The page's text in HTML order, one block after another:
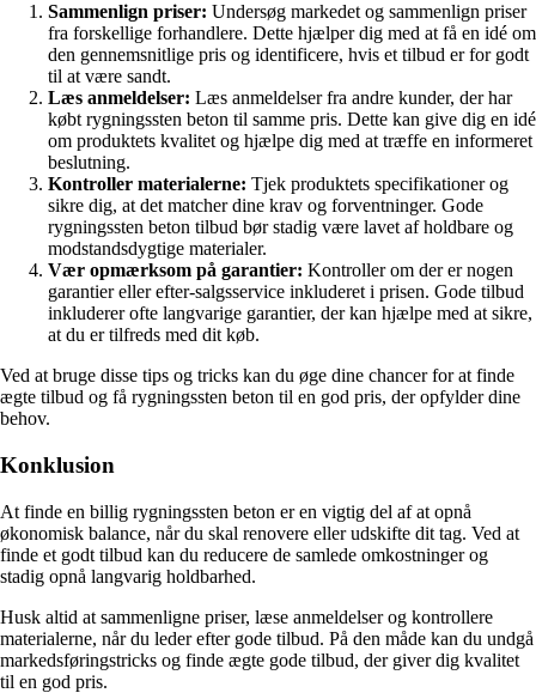
Sammenlign priser: Undersøg markedet og sammenlign priser
fra forskellige forhandlere. Dette hjælper dig med at få en idé om
den gennemsnitlige pris og identificere, hvis et tilbud er for godt
til at være sandt.
Læs anmeldelser: Læs anmeldelser fra andre kunder, der har
købt rygningssten beton til samme pris. Dette kan give dig en idé
om produktets kvalitet og hjælpe dig med at træffe en informeret
beslutning.
Kontroller materialerne: Tjek produktets specifikationer og
sikre dig, at det matcher dine krav og forventninger. Gode
rygningssten beton tilbud bør stadig være lavet af holdbare og
modstandsdygtige materialer.
Vær opmærksom på garantier: Kontroller om der er nogen
garantier eller efter-salgsservice inkluderet i prisen. Gode tilbud
inkluderer ofte langvarige garantier, der kan hjælpe med at sikre,
at du er tilfreds med dit køb.
Ved at bruge disse tips og tricks kan du øge dine chancer for at finde
ægte tilbud og få rygningssten beton til en god pris, der opfylder dine
behov.
Konklusion
At finde en billig rygningssten beton er en vigtig del af at opnå
økonomisk balance, når du skal renovere eller udskifte dit tag. Ved at
finde et godt tilbud kan du reducere de samlede omkostninger og
stadig opnå langvarig holdbarhed.
Husk altid at sammenligne priser, læse anmeldelser og kontrollere
materialerne, når du leder efter gode tilbud. På den måde kan du undgå
markedsføringstricks og finde ægte gode tilbud, der giver dig kvalitet
til en god pris.